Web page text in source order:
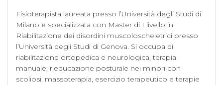
Fisioterapista laureata presso l’Università degli Studi di
Milano e specializzata con Master di I livello in
Riabilitazione dei disordini muscoloscheletrici presso
l’Università degli Studi di Genova. Si occupa di
riabilitazione ortopedica e neurologica, terapia
manuale, rieducazione posturale nei minori con
scoliosi, massoterapia, esercizio terapeutico e terapie